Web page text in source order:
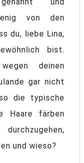
und
von den
du, liebe Lina,
bist.
deinen
gar nicht
die typische
Haare färben
und wieso?